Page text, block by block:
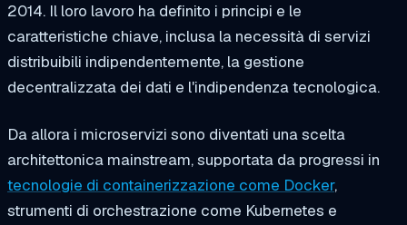
2014. Il loro lavoro ha definito i principi e le
caratteristiche chiave, inclusa la necessità di servizi
distribuibili indipendentemente, la gestione
decentralizzata dei dati e l'indipendenza tecnologica.
Da allora i microservizi sono diventati una scelta
architettonica mainstream, supportata da progressi in
tecnologie di containerizzazione come Docker,
strumenti di orchestrazione come Kubernetes e